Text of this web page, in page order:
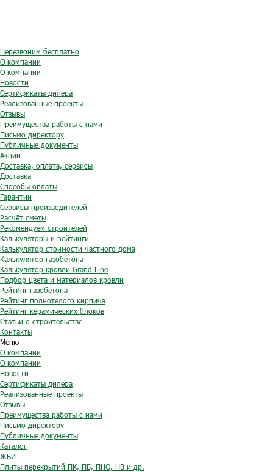
Перезвоним бесплатно
О компании
О компании
Новости
Сертификаты дилера
Реализованные проекты
Отзывы
Преимущества работы с нами
Письмо директору
Публичные документы
Акции
Доставка, оплата, сервисы
Доставка
Способы оплаты
Гарантии
Сервисы производителей
Расчёт сметы
Рекомендуем строителей
Калькуляторы и рейтинги
Калькулятор стоимости частного дома
Калькулятор газобетона
Калькулятор кровли Grand Line
Подбор цвета и материалов кровли
Рейтинг газобетона
Рейтинг полнотелого кирпича
Рейтинг керамических блоков
Статьи о строительстве
Контакты
Меню
О компании
О компании
Новости
Сертификаты дилера
Реализованные проекты
Отзывы
Преимущества работы с нами
Письмо директору
Публичные документы
Каталог
ЖБИ
Плиты перекрытий ПК, ПБ, ПНО, НВ и др.